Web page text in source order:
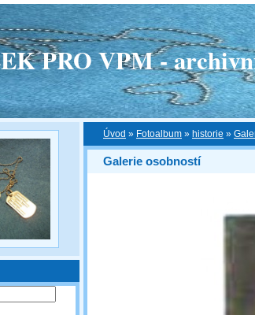
PRO VPM -
Úvod » Fotoalbum » historie »
Galerie osobností